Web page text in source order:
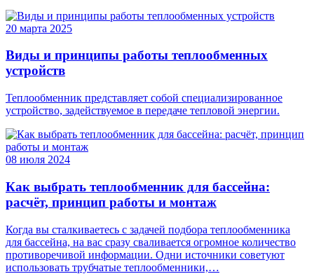
20 марта 2025
Виды и принципы работы теплообменных
устройств
Теплообменник представляет собой специализированное
устройство, задействуемое в передаче тепловой энергии.
08 июля 2024
Как выбрать теплообменник для бассейна:
расчёт, принцип работы и монтаж
Когда вы сталкиваетесь с задачей подбора теплообменника
для бассейна, на вас сразу сваливается огромное количество
противоречивой информации. Одни источники советуют
использовать трубчатые теплообменники,…